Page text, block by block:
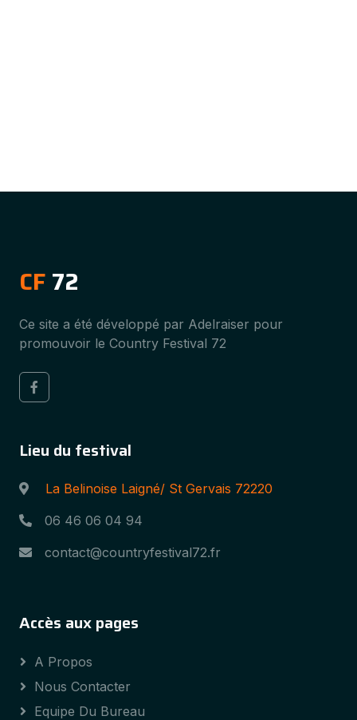
CF72
Ce site a été développé par Adelraiser pour
promouvoir le Country Festival 72
Lieu du festival
La Belinoise Laigné/ St Gervais 72220
06 46 06 04 94
contact@countryfestival72.fr
Accès aux pages
A Propos
Nous Contacter
Equipe Du Bureau